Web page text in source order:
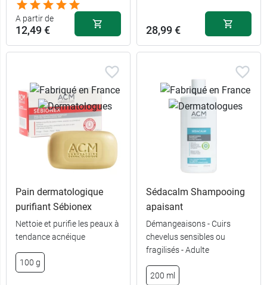
60
comprimés
12,99 €
A partir de
12,49 €
22,99 €
200 ml
28,99 €
Pain dermatologique
purifiant Sébionex
Nettoie et purifie les peaux à
tendance acnéique
100 g
Sédacalm Shampooing
apaisant
Démangeaisons - Cuirs
chevelus sensibles ou
fragilisés - Adulte
200 ml